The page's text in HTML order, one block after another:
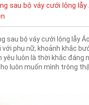
sau bộ váy cưới lộng
sau bộ váy cưới lộng lẫy
với phụ nữ, khoảnh khắc
yêu luôn là thời khắc đáng
luôn muốn mình trông